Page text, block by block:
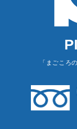
「まごころ